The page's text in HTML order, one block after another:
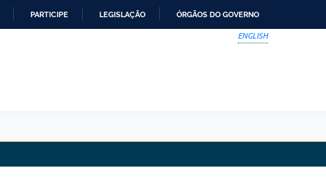
PARTICIPE LEGISLAÇÃO ÓRGÃOS DO GOVERNO
ENGLISH